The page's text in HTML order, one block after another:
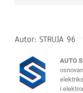
Autor: STRUJA 96
AUTO
i